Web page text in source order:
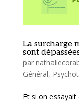
La surcharge
sont
par
Général,
Et si on essayait